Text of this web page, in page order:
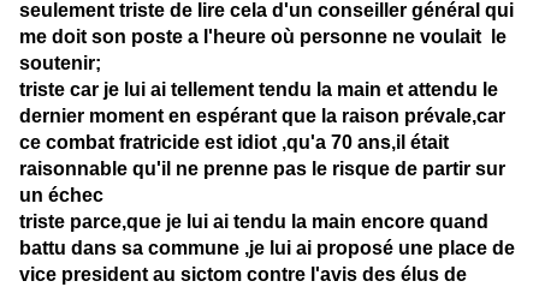
seulement triste de lire cela d'un conseiller général qui
me doit son poste a l'heure où personne ne voulait le
soutenir;
triste car je lui ai tellement tendu la main et attendu le
dernier moment en espérant que la raison prévale,car
ce combat fratricide est idiot ,qu'a 70 ans,il était
raisonnable qu'il ne prenne pas le risque de partir sur
un échec
triste parce,que je lui ai tendu la main encore quand
battu dans sa commune ,je lui ai proposé une place de
vice president au sictom contre l'avis des élus de